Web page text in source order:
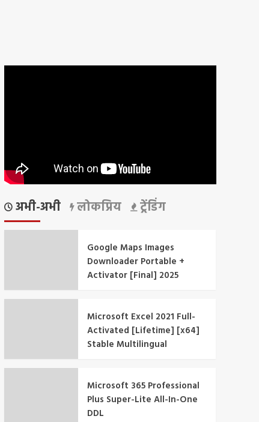
अभी-अभी लोकप्रिय ट्रेंडिंग
Google Maps Images
Downloader Portable +
Activator [Final] 2025
Microsoft Excel 2021 Full-
Activated [Lifetime] [x64]
Stable Multilingual
Microsoft 365 Professional
Plus Super-Lite All-In-One
DDL